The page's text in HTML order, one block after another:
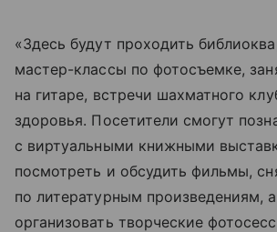
«Здесь будут проходить
мастер-классы по фотосъемке,
на гитаре, встречи шахматного
здоровья. Посетители смогут
с виртуальными книжными
посмотреть и обсудить фильмы,
по литературным произведениям,
организовать творческие